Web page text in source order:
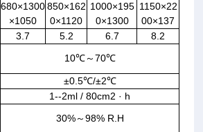
680×1300
×1050
850×162
0×1120
1000×195
0×1300
1150×22
00×137
3.7 5.2 6.7
8.2
10℃～70℃
±0.5℃/±2℃
1--2ml / 80cm2 · h
30%～98% R.H